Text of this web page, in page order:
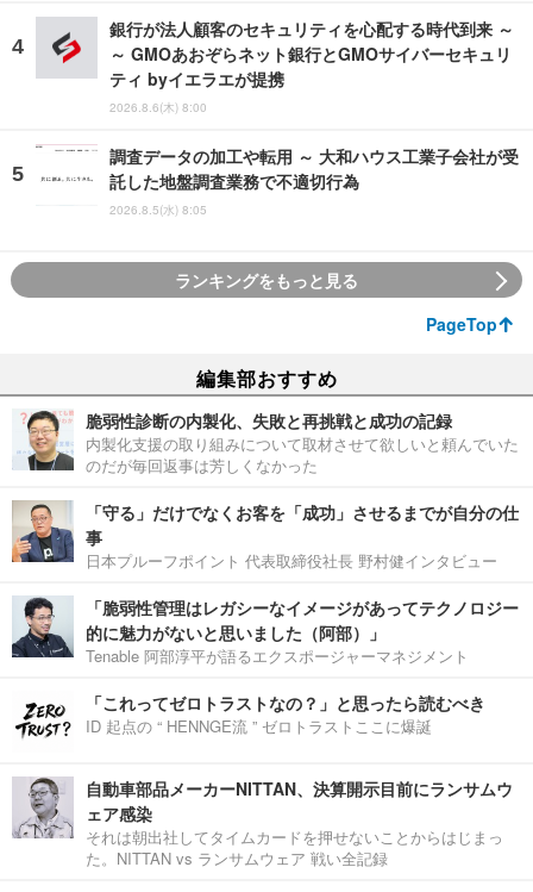
銀行が法人顧客のセキュリティを心配する時代到来 ～
～ GMOあおぞらネット銀行とGMOサイバーセキュリ
ティ byイエラエが提携
2026.8.6(木) 8:00
調査データの加工や転用 ～ 大和ハウス工業子会社が受
託した地盤調査業務で不適切行為
2026.8.5(水) 8:05
ランキングをもっと見る
PageTop
編集部おすすめ
脆弱性診断の内製化、失敗と再挑戦と成功の記録
内製化支援の取り組みについて取材させて欲しいと頼んでいた
のだが毎回返事は芳しくなかった
「守る」だけでなくお客を「成功」させるまでが自分の仕
事
日本プルーフポイント 代表取締役社長 野村健インタビュー
「脆弱性管理はレガシーなイメージがあってテクノロジー
的に魅力がないと思いました（阿部）」
Tenable 阿部淳平が語るエクスポージャーマネジメント
「これってゼロトラストなの？」と思ったら読むべき
ID 起点の “ HENNGE流 ” ゼロトラストここに爆誕
自動車部品メーカーNITTAN、決算開示目前にランサムウ
ェア感染
それは朝出社してタイムカードを押せないことからはじまっ
た。NITTAN vs ランサムウェア 戦い全記録